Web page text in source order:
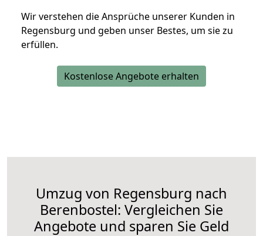
Wir verstehen die Ansprüche unserer Kunden in
Regensburg und geben unser Bestes, um sie zu
erfüllen.
Kostenlose Angebote erhalten
Umzug von Regensburg nach
Berenbostel: Vergleichen Sie
Angebote und sparen Sie Geld